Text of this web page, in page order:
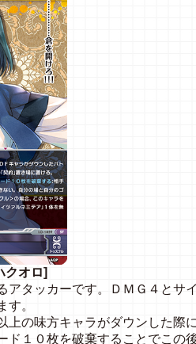
クオロ]
アタッカーです。ＤＭＧ４とサ
す。
上の味方キャラがダウンした際
ド１０枚を破棄することでこの